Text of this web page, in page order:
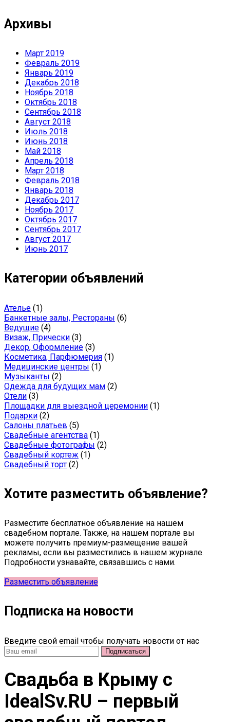
Архивы
Март 2019
Февраль 2019
Январь 2019
Декабрь 2018
Ноябрь 2018
Октябрь 2018
Сентябрь 2018
Август 2018
Июль 2018
Июнь 2018
Май 2018
Апрель 2018
Март 2018
Февраль 2018
Январь 2018
Декабрь 2017
Ноябрь 2017
Октябрь 2017
Сентябрь 2017
Август 2017
Июнь 2017
Категории объявлений
Ателье (1)
Банкетные залы, Рестораны (6)
Ведущие (4)
Визаж, Прически (3)
Декор, Оформление (3)
Косметика, Парфюмерия (1)
Медицинские центры (1)
Музыканты (2)
Одежда для будущих мам (2)
Отели (3)
Площадки для выездной церемонии (1)
Подарки (2)
Салоны платьев (5)
Свадебные агентства (1)
Свадебные фотографы (2)
Свадебный кортеж (1)
Свадебный торт (2)
Хотите разместить объявление?
Разместите бесплатное объявление на нашем
свадебном портале. Также, на нашем портале вы
можете получить премиум-размещение вашей
рекламы, если вы разместились в нашем журнале.
Подробности узнавайте, связавшись с нами.
Разместить объявление
Подписка на новости
Введите свой email чтобы получать новости от нас
Свадьба в Крыму c
IdealSv.RU – первый